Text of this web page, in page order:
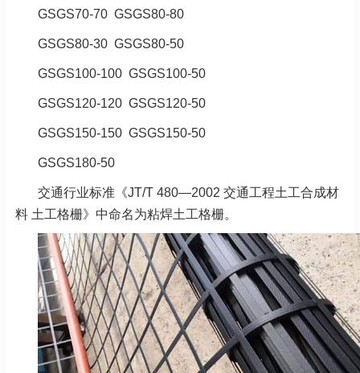
GSGS70-70 GSGS80-80
GSGS80-30 GSGS80-50
GSGS100-100 GSGS100-50
GSGS120-120 GSGS120-50
GSGS150-150 GSGS150-50
GSGS180-50
交通行业标准《JT/T 480—2002 交通工程土工合成材
料 土工格栅》中命名为粘焊土工格栅。